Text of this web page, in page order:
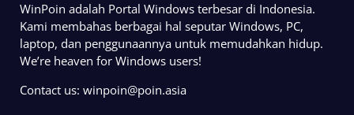
WinPoin adalah Portal Windows terbesar di Indonesia.
Kami membahas berbagai hal seputar Windows, PC,
laptop, dan penggunaannya untuk memudahkan hidup.
We’re heaven for Windows users!
Contact us: winpoin@poin.asia